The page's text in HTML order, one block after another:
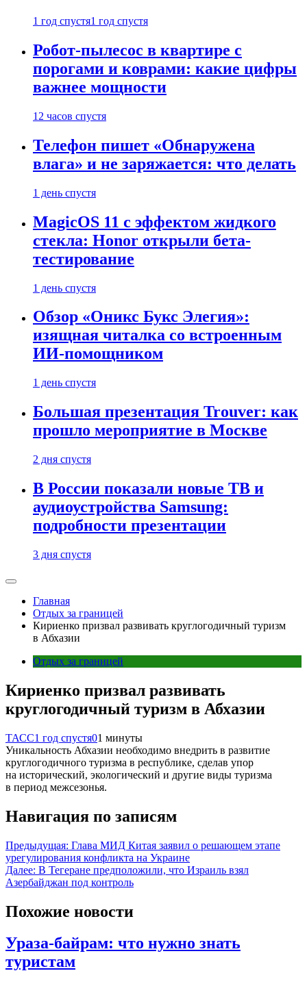
1 год спустя1 год спустя
Робот-пылесос в квартире с
порогами и коврами: какие цифры
важнее мощности
12 часов спустя
Телефон пишет «Обнаружена
влага» и не заряжается: что делать
1 день спустя
MagicOS 11 с эффектом жидкого
стекла: Honor открыли бета-
тестирование
1 день спустя
Обзор «Оникс Букс Элегия»:
изящная читалка со встроенным
ИИ-помощником
1 день спустя
Большая презентация Trouver: как
прошло мероприятие в Москве
2 дня спустя
В России показали новые ТВ и
аудиоустройства Samsung:
подробности презентации
3 дня спустя
Главная
Отдых за границей
Кириенко призвал развивать круглогодичный туризм
в Абхазии
Отдых за границей
Кириенко призвал развивать
круглогодичный туризм в Абхазии
ТАСС1 год спустя01 минуты
Уникальность Абхазии необходимо внедрить в развитие
круглогодичного туризма в республике, сделав упор
на исторический, экологический и другие виды туризма
в период межсезонья.
Навигация по записям
Предыдущая: Глава МИД Китая заявил о решающем этапе
урегулирования конфликта на Украине
Далее: В Тегеране предположили, что Израиль взял
Азербайджан под контроль
Похожие новости
Ураза-байрам: что нужно знать
туристам